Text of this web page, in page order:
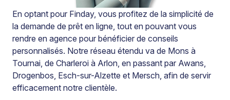
En optant pour Finday, vous profitez de la simplicité de
la demande de prêt en ligne, tout en pouvant vous
rendre en agence pour bénéficier de conseils
personnalisés. Notre réseau étendu va de Mons à
Tournai, de Charleroi à Arlon, en passant par Awans,
Drogenbos, Esch-sur-Alzette et Mersch, afin de servir
efficacement notre clientèle.